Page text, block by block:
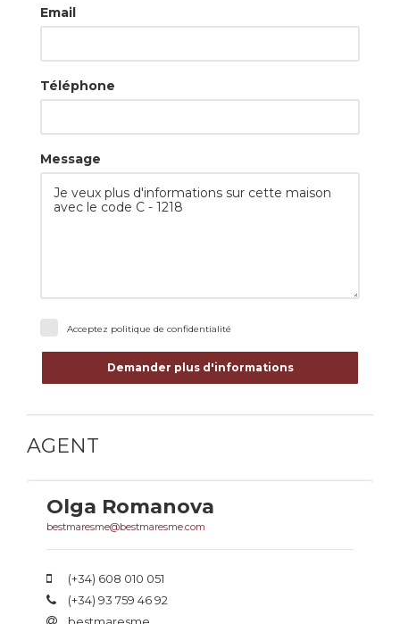
Email
Téléphone
Message
Acceptez politique de confidentialité
Demander plus d'informations
AGENT
Olga Romanova
bestmaresme@bestmaresme.com
(+34) 608 010 051
(+34) 93 759 46 92